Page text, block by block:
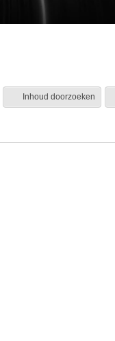
Inhoud doorzoeken